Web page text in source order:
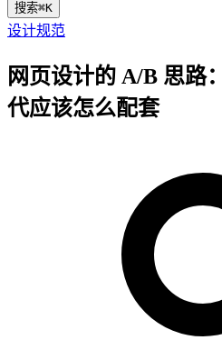
搜索⌘K
设计规范
网页设计的 A/B 思路
代应该怎么配套